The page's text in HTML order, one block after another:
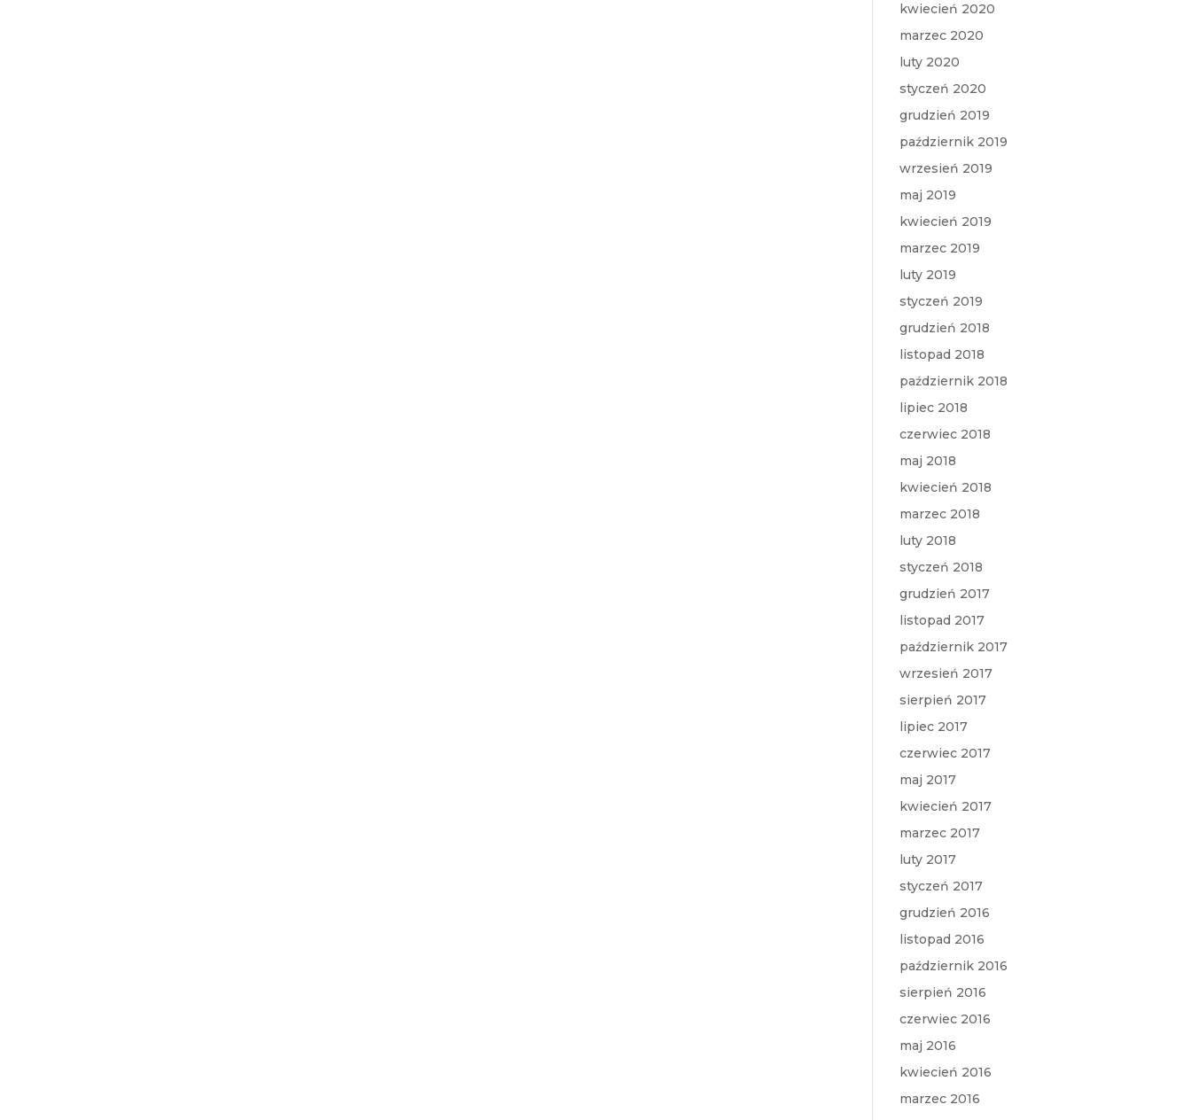
kwiecień 2020
marzec 2020
luty 2020
styczeń 2020
grudzień 2019
październik 2019
wrzesień 2019
maj 2019
kwiecień 2019
marzec 2019
luty 2019
styczeń 2019
grudzień 2018
listopad 2018
październik 2018
lipiec 2018
czerwiec 2018
maj 2018
kwiecień 2018
marzec 2018
luty 2018
styczeń 2018
grudzień 2017
listopad 2017
październik 2017
wrzesień 2017
sierpień 2017
lipiec 2017
czerwiec 2017
maj 2017
kwiecień 2017
marzec 2017
luty 2017
styczeń 2017
grudzień 2016
listopad 2016
październik 2016
sierpień 2016
czerwiec 2016
maj 2016
kwiecień 2016
marzec 2016